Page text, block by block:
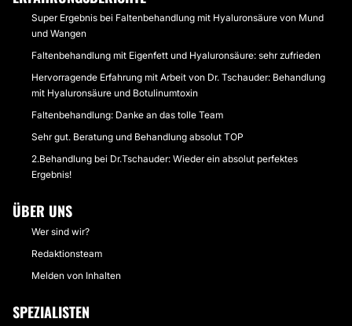
Super Ergebnis bei Faltenbehandlung mit Hyaluronsäure von Mund
und Wangen
Faltenbehandlung mit Eigenfett und Hyaluronsäure: sehr zufrieden
Hervorragende Erfahrung mit Arbeit von Dr. Tschauder: Behandlung
mit Hyaluronsäure und Botulinumtoxin
Faltenbehandlung: Danke an das tolle Team
Sehr gut. Beratung und Behandlung absolut TOP
2.Behandlung bei Dr.Tschauder: Wieder ein absolut perfektes
Ergebnis!
ÜBER UNS
Wer sind wir?
Redaktionsteam
Melden von Inhalten
SPEZIALISTEN